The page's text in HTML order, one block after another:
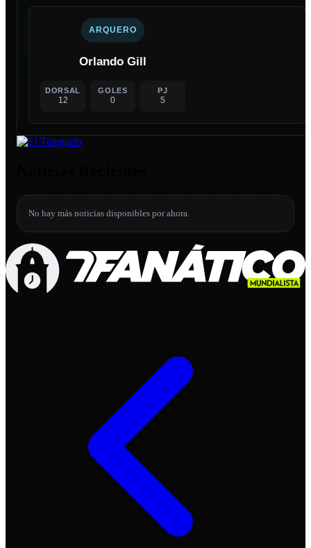
ARQUERO
Orlando Gill
DORSAL
12
GOLES
0
PJ
5
No hay más noticias disponibles por ahora.